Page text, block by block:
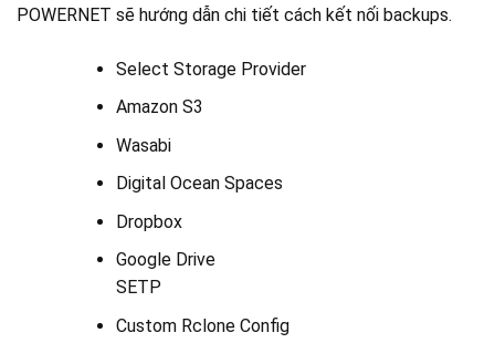
POWERNET sẽ hướng dẫn chi tiết cách kết nối backups.
Select Storage Provider
Amazon S3
Wasabi
Digital Ocean Spaces
Dropbox
Google Drive
SETP
Custom Rclone Config